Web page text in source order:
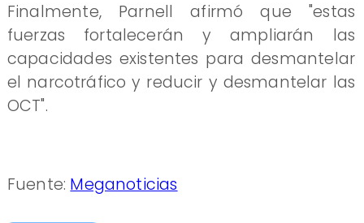
Finalmente, Parnell afirmó que "estas
fuerzas fortalecerán y ampliarán las
capacidades existentes para desmantelar
el narcotráfico y reducir y desmantelar las
OCT".
Fuente: Meganoticias